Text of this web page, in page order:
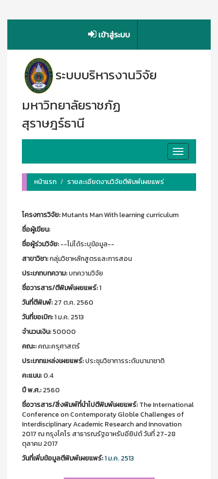
เข้าสู่ระบบ
ระบบบริหารงานวิจัย
มหาวิทยาลัยราชภัฏ
สุราษฎร์ธานี
Toggle
navigation
หน้าแรก
รายละเอียดงานวิจัยตีพิมพ์เผยแพร่
โครงการวิจัย:Mutants Man With learning curriculum
ชื่อผู้เขียน:
ชื่อผู้ร่วมวิจัย:--ไม่ได้ระบุข้อมูล--
สาขาวิชา:กลุ่มวิชาหลักสูตรและการสอน
ประเภทบทความ:บทความวิจัย
ชื่อวารสาร/ตีพิมพ์เผยแพร์:1
วันที่ตีพิมพ์:27 ต.ค. 2560
วันที่ขอเบิก:1 ม.ค. 2513
จำนวนเงิน:50000
คณะ:คณะครุศาสตร์
ประเภทแหล่งเผยแพร์:ประชุมวิชาการระดับนานาชาติ
คะแนน:0.4
ปี พ.ศ.:2560
ชื่อวารสาร/สิ่งพิมพ์ที่นำไปตีพิมพ์เผยแพร์:The International
Conference on Contemporaty Globle Challenges of
Interdisciplinary Academic Research and Innovation
2017 ณ กรุงไคโร สาธารณรัฐอาหรับอียิปต์ วันที่ 27-28
ตุลาคม 2017
วันที่เพิ่มข้อมูลตีพิมพ์เผยแพร์:1 ม.ค. 2513